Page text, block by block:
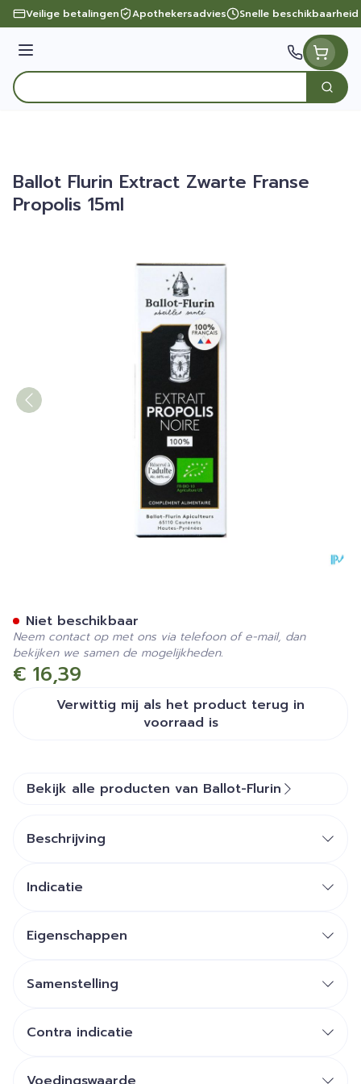
Ga naar de inhoud
Veilige betalingen Apothekersadvies Snelle beschikbaarheid
Menu
Product, merk, categorie...
Zoek
Ballot Flurin Extract Zwarte Franse
Propolis 15ml
€ 16,39
Verwittig mij als het product terug in
voorraad is
Niet beschikbaar
Neem contact op met ons via telefoon of e-mail, dan
bekijken we samen de mogelijkheden.
Bekijk alle producten van Ballot-Flurin
Beschrijving
Indicatie
Eigenschappen
Samenstelling
Contra indicatie